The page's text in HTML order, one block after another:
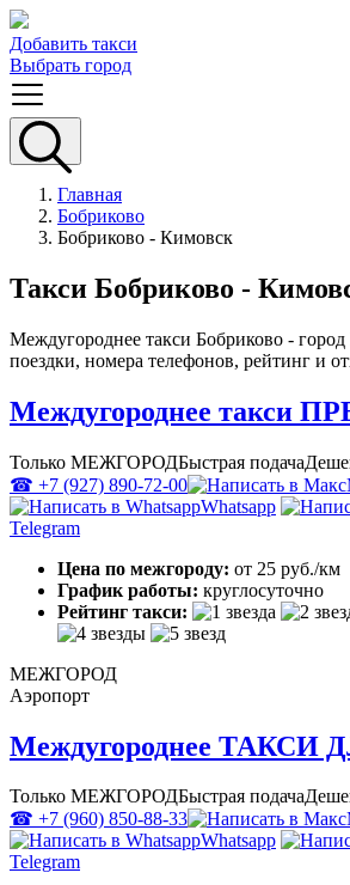
Добавить такси
Выбрать город
Главная
Бобриково
Бобриково - Кимовск
Такси Бобриково -
Междугороднее такси Бобриково -
поездки, номера телефонов, рейтинг и
Междугороднее такси
Только МЕЖГОРОДБыстрая подача
☎ +7 (927) 890-72-00
Whatsapp
Telegram
Цена по межгороду: от 25 руб./км
График работы: круглосуточно
Рейтинг такси:
МЕЖГОРОД
Аэропорт
Междугороднее ТАКСИ
Только МЕЖГОРОДБыстрая подача
☎ +7 (960) 850-88-33
Whatsapp
Telegram